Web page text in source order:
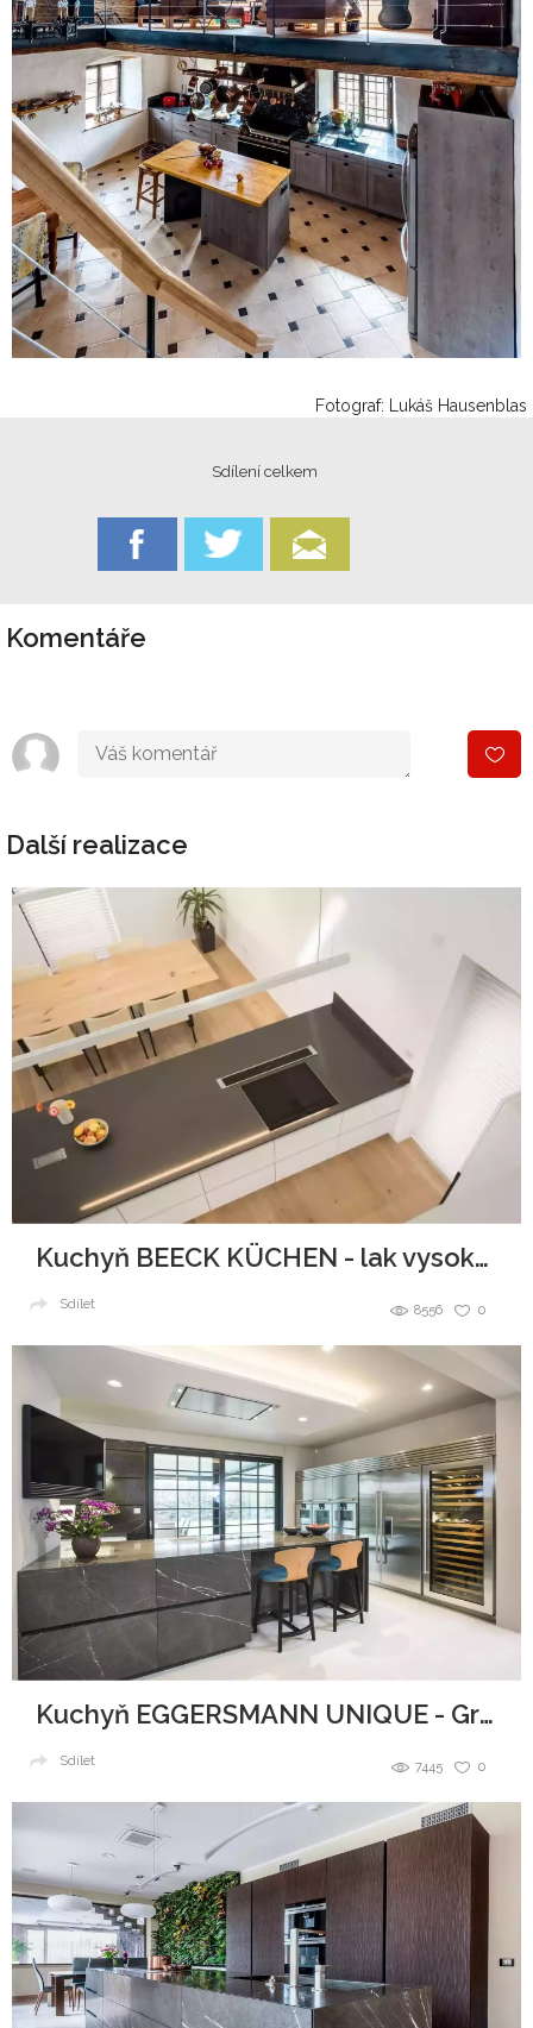
Fotograf: Lukáš Hausenblas
Sdílení celkem
Komentáře
Další realizace
Kuchyň BEECK KÜCHEN - lak vysoký lesk
0
8556
Sdílet
Kuchyň EGGERSMANN UNIQUE - Graphit Brown Leather
0
7445
Sdílet